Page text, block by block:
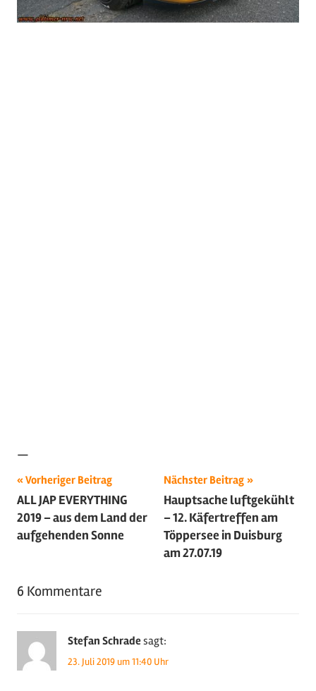
—
Schlagwörter:
2019 ,
Oldtimer,
Sportwagen,
Beitragsnavigation
Vorheriger Beitrag
ALL JAP EVERYTHING
2019 – aus dem Land der
aufgehenden Sonne
Nächster Beitrag
Hauptsache luftgekühlt
– 12. Käfertreffen am
Töppersee in Duisburg
am 27.07.19
6 Kommentare
Stefan Schradesagt:
23. Juli 2019 um 11:40 Uhr